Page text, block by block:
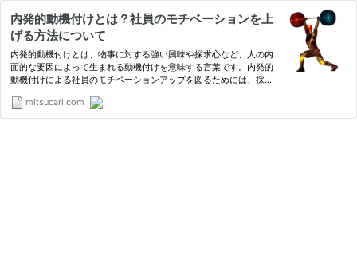
内発的動機付けとは？社員のモチベーションを上
げる方法について
内発的動機付けとは、物事に対する強い興味や探求心など、人の内
面的な要因によって生まれる動機付けを意味する言葉です。内発的
動機付けによる社員のモチベーションアップを図るためには、採用
大切です。今回は内発的動機付けの意味や定義、組織のマネジメ…
mitsucari.com